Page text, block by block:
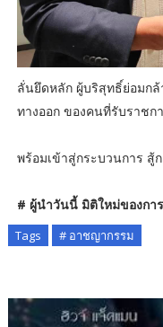
ลั่นยึดหลัก ผู้บริสุทธิ์ย่อมก
ทางออก ของคนที่รับราชก
พร้อมเข้าสู่กระบวนการ สู้
# ผู้นำวันนี้ มิติใหม่ของกา
Tags # อาชญากรรม